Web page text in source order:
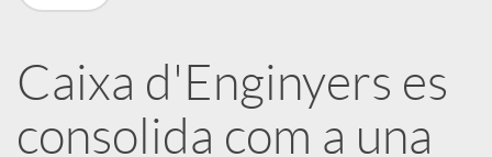
u
b
Caixa d'Enginyers es
consolida com a una